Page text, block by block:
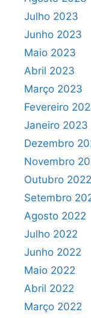
Julho 2023
Junho 2023
Maio 2023
Abril 2023
Março 2023
Fevereiro
Janeiro 2023
Dezembro
Novembro
Outubro 2022
Setembro
Agosto 2022
Julho 2022
Junho 2022
Maio 2022
Abril 2022
Março 2022